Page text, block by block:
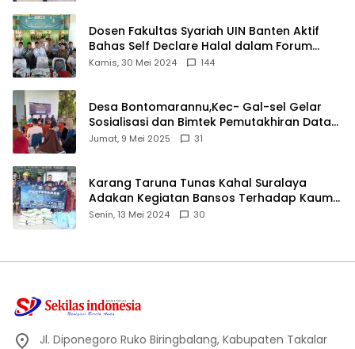
Dosen Fakultas Syariah UIN Banten Aktif
Bahas Self Declare Halal dalam Forum
Ijtima Ulama MUI
Kamis, 30 Mei 2024 144
Desa Bontomarannu,Kec- Gal-sel Gelar
Sosialisasi dan Bimtek Pemutakhiran Data
ID
Jumat, 9 Mei 2025 31
Karang Taruna Tunas Kahal Suralaya
Adakan Kegiatan Bansos Terhadap Kaum
Dhuafa dan Anak Yatim-Piatu
Senin, 13 Mei 2024 30
Jl. Diponegoro Ruko Biringbalang, Kabupaten Takalar